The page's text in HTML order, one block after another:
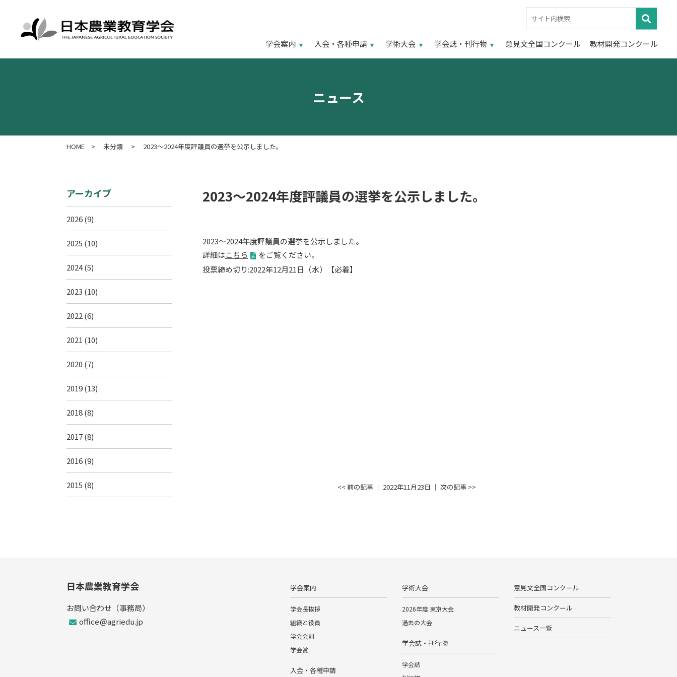
学会案内 入会・各種申請 学術大会 学会誌・刊行物 意見文全国コンクール 教材開発コンクール
ニュース
HOME > 未分類 > 2023～2024年度評議員の選挙を公示しました。
アーカイブ
2026(9)
2025 (10)
2024(5)
2023 (10)
2022 (6)
2021 (10)
2020 (7)
2019(13)
2018(8)
2017(8)
2016(9)
2015 (8)
2023～2024年度評議員の選挙を公示しました。
2023～2024年度評議員の選挙を公示しました。
詳細はこちら
をご覧ください。
投票締め切り:2022年12月21日（水）【必着】
<< 前の記事│ 2022年11月23日 │ 次の記事 >>
日本農業教育学会
お問い合わせ（事務局）
office
agriedu.jp
学会案内
学会長挨拶
組織と役員
学会会則
学会賞
入会・各種申請
学術大会
2026年度 東京大会
過去の大会
学会誌・刊行物
学会誌
意見文全国コンクール
教材開発コンクール
ニュース一覧